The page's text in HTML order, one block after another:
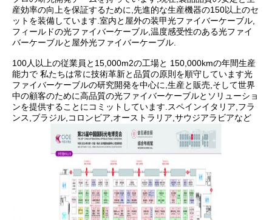
産効率の向上を保証するために,先進的な生産機器の150以上のセ
ットを装備しています.室内と屋外の装甲光ファイバーケーブル,
フィールドの光ファイバーケーブル,温度感受性のある光ファイ
バーケーブルと屋外光ファイバーケーブル.
100人以上の従業員と15,000m2の工場と 150,000kmの年間生産
能力で 私たちは常に技術革新と品質の原則を順守しています光
ファイバーケーブルの研究開発を中心に,生産と販売,そして世界
中の顧客のために高品質の光ファイバーケーブルとソリューショ
ンを提供することにコミットしています.スペインイタリア,フラ
ンス,ブラジル,コロンビア,オーストラリア,サウジアラビアなど